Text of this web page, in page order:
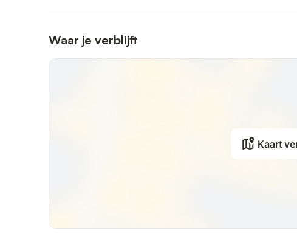
Waar je verblijft
Kaart